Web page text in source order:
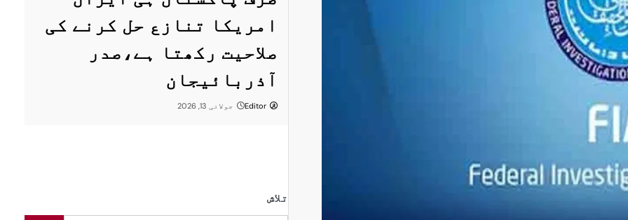
بڑھانے پر
امریکا تنازع حل کرنے کی
اقتصادی، تجارتی اور
توانائی تعاون کو نئی
رفتار دینے پر اتفاق
تلاش